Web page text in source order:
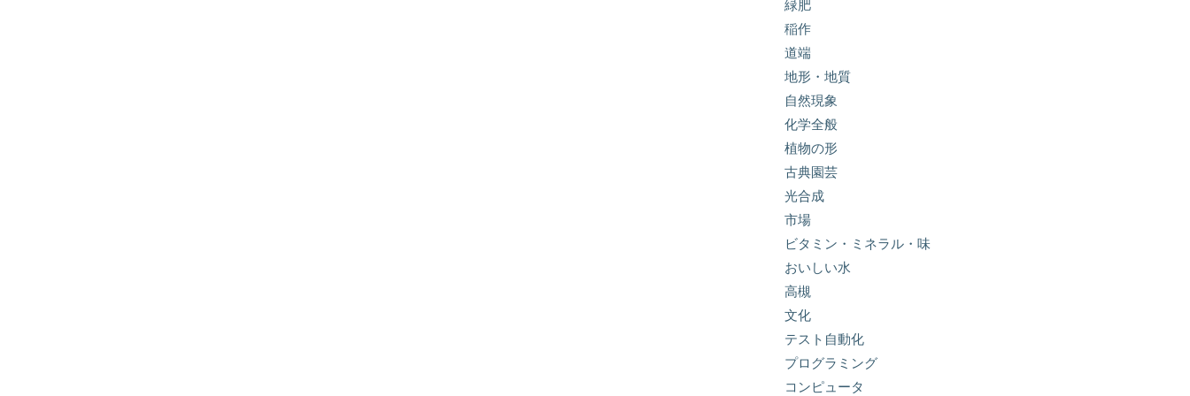
緑肥
稲作
道端
地形・地質
自然現象
化学全般
植物の形
古典園芸
光合成
市場
ビタミン・ミネラル・味
おいしい水
高槻
文化
テスト自動化
プログラミング
コンピュータ